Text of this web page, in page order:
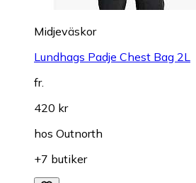
Midjeväskor
Lundhags Padje Chest Bag 2L
fr.
420 kr
hos Outnorth
+7 butiker